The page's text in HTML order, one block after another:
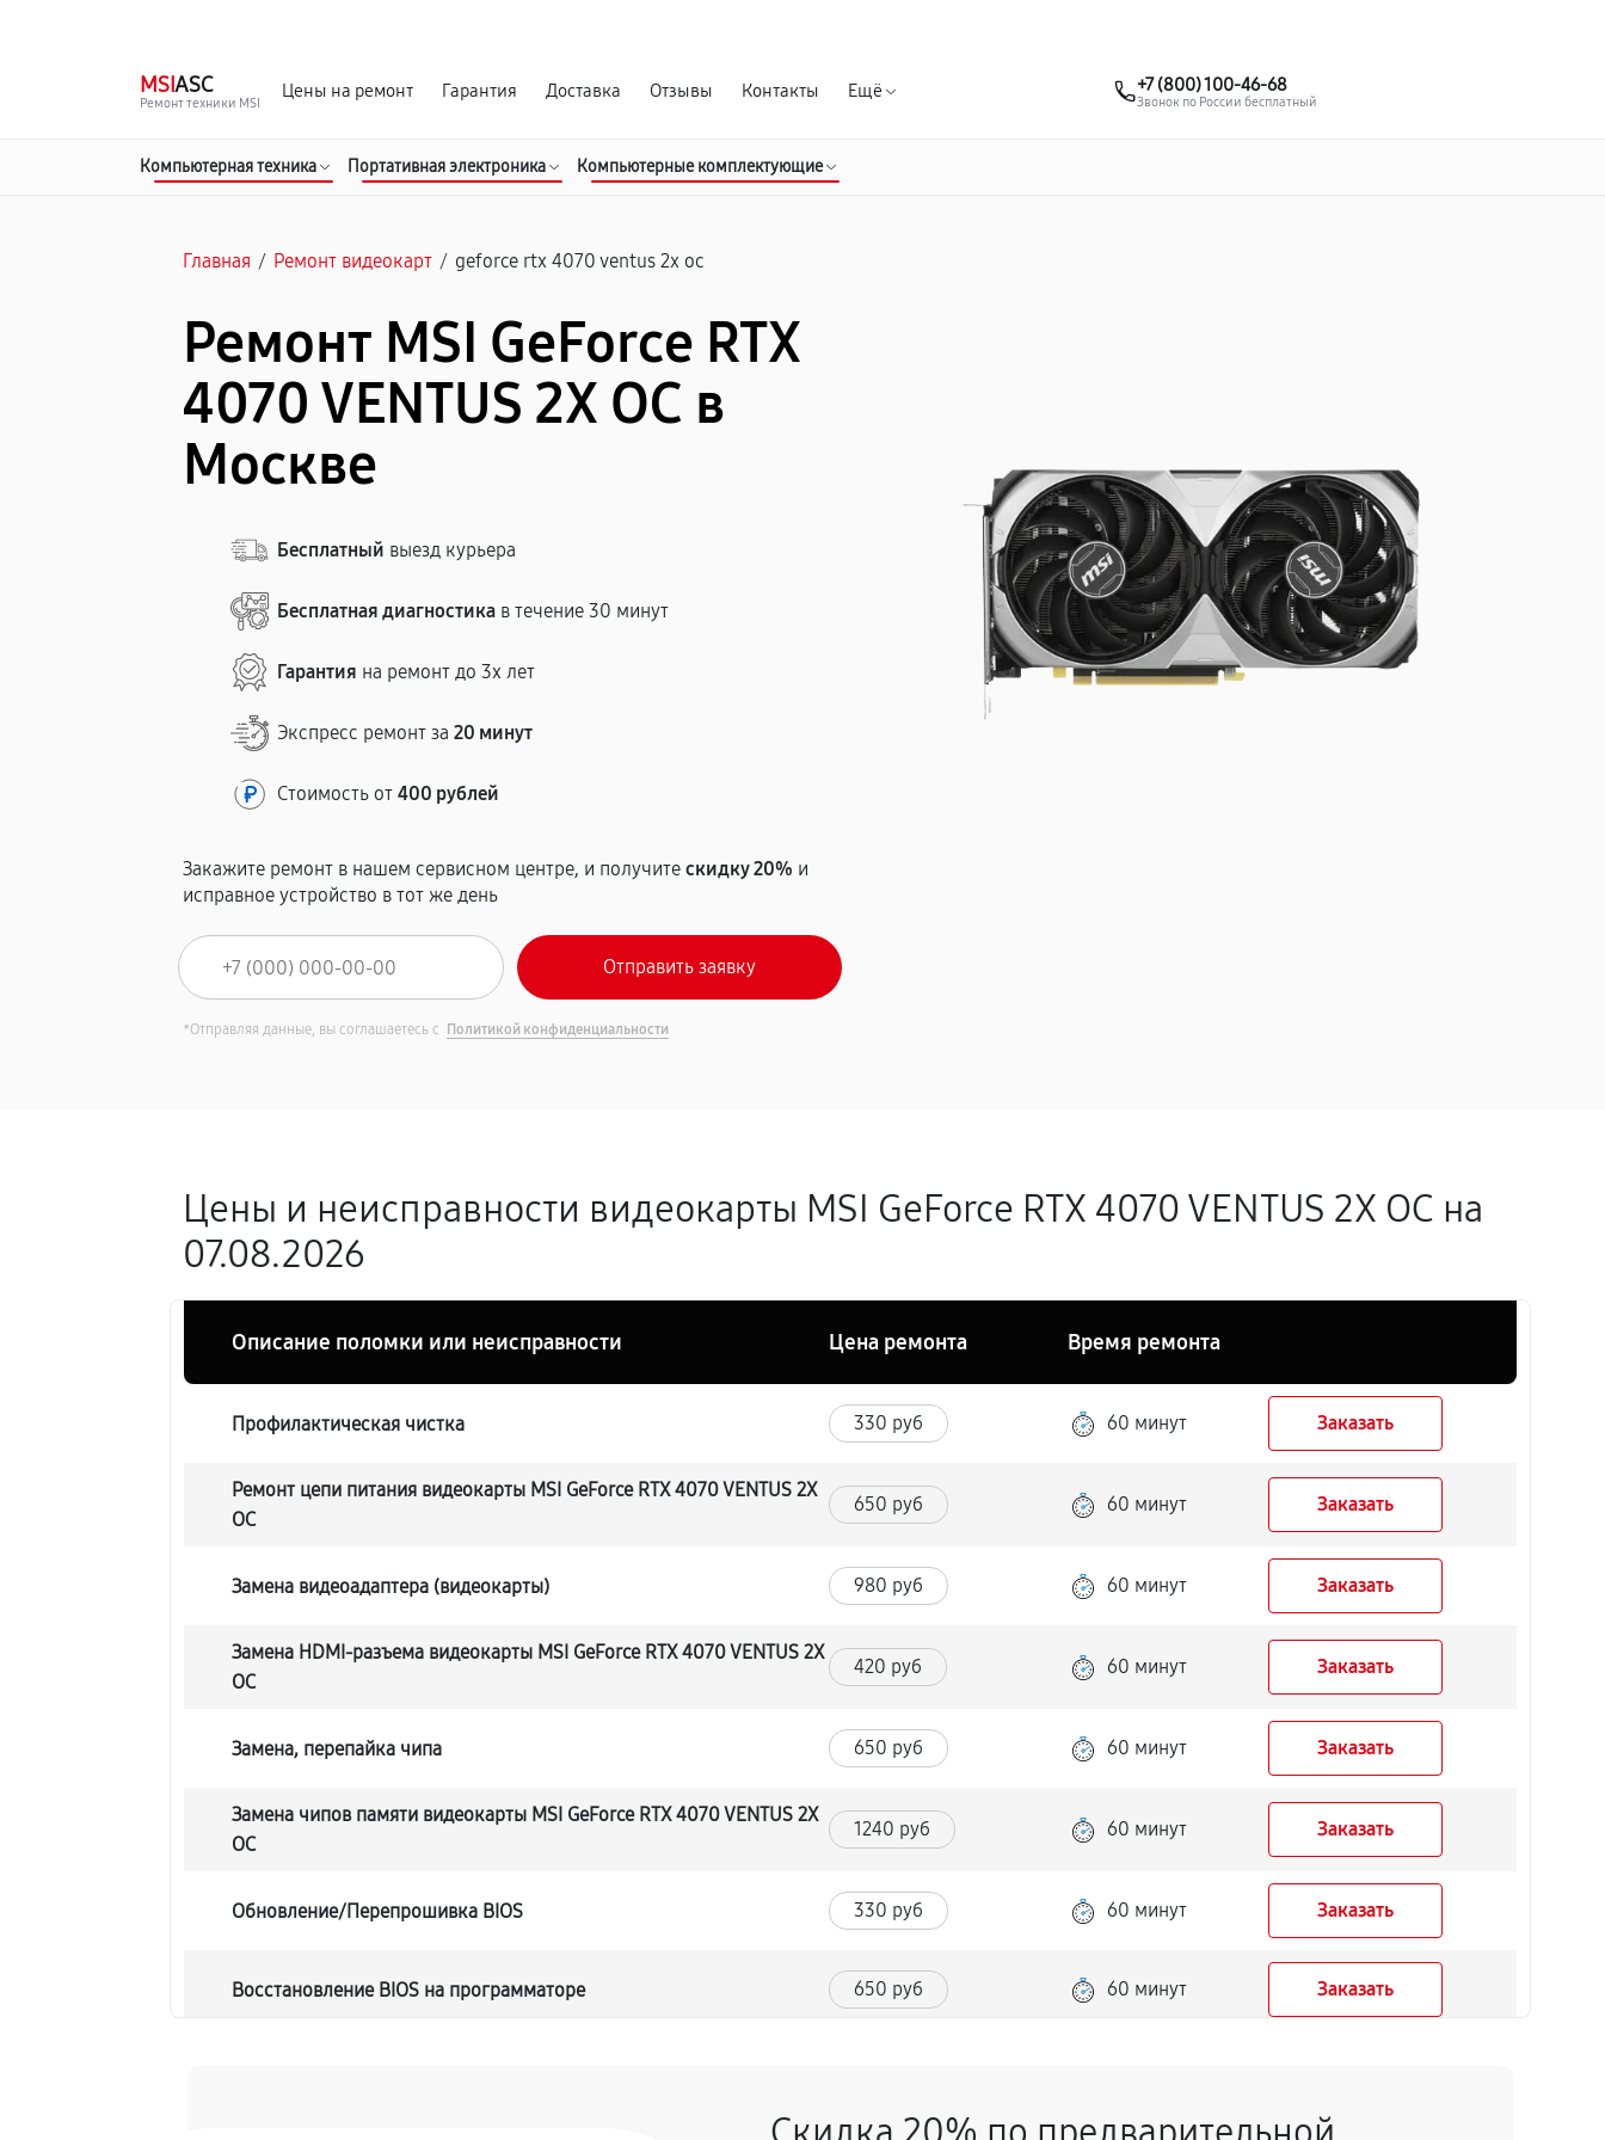
MSIASC
Ремонт техники MSI
Цены на ремонт Гарантия Доставка Отзывы Контакты Ещё +7 (800) 100-46-68
Звонок по России бесплатный
Компьютерная техника Портативная электроника Компьютерные комплектующие
Главная / Ремонт видеокарт / geforce rtx 4070 ventus 2x oc
Ремонт MSI GeForce RTX
4070 VENTUS 2X OC в
Москве
Бесплатный выезд курьера
Бесплатная диагностика в течение 30 минут
Гарантия на ремонт до 3х лет
Экспресс ремонт за20 минут
Стоимость от400 рублей
Закажите ремонт в нашем сервисном центре, и получитескидку 20% и
исправное устройство в тот же день
*Отправляя данные, вы соглашаетесь с Политикой конфиденциальности
Цены и неисправности видеокарты MSI GeForce RTX 4070 VENTUS 2X OC на
07.08.2026
Описание поломки или неисправности Цена ремонта Время ремонта
Профилактическая чистка 330 руб 60 минут Заказать
Ремонт цепи питания видеокарты MSI GeForce RTX 4070 VENTUS 2X
OC
650 руб 60 минут Заказать
Замена видеоадаптера (видеокарты) 980 руб 60 минут Заказать
Замена HDMI-разъема видеокарты MSI GeForce RTX 4070 VENTUS 2X
OC
420 руб 60 минут Заказать
Замена, перепайка чипа 650 руб 60 минут Заказать
Замена чипов памяти видеокарты MSI GeForce RTX 4070 VENTUS 2X
OC
1240 руб 60 минут Заказать
Обновление/Перепрошивка BIOS 330 руб 60 минут Заказать
Восстановление BIOS на программаторе 650 руб 60 минут Заказать
Замена конденсатора видеокарты MSI GeForce RTX 4070 VENTUS 2X